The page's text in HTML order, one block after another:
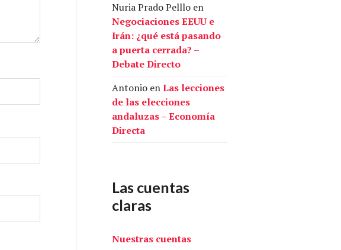
Nuria Prado Pelllo en
Negociaciones EEUU e
Irán: ¿qué está pasando
a puerta cerrada? –
Debate Directo
Antonio enLas lecciones
de las elecciones
andaluzas – Economía
Directa
Las cuentas
claras
Nuestras cuentas